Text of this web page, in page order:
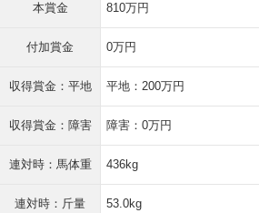
本賞金 810万円
付加賞金 0万円
収得賞金：平地 平地：200万円
収得賞金：障害 障害：0万円
連対時：馬体重 436kg
連対時：斤量 53.0kg